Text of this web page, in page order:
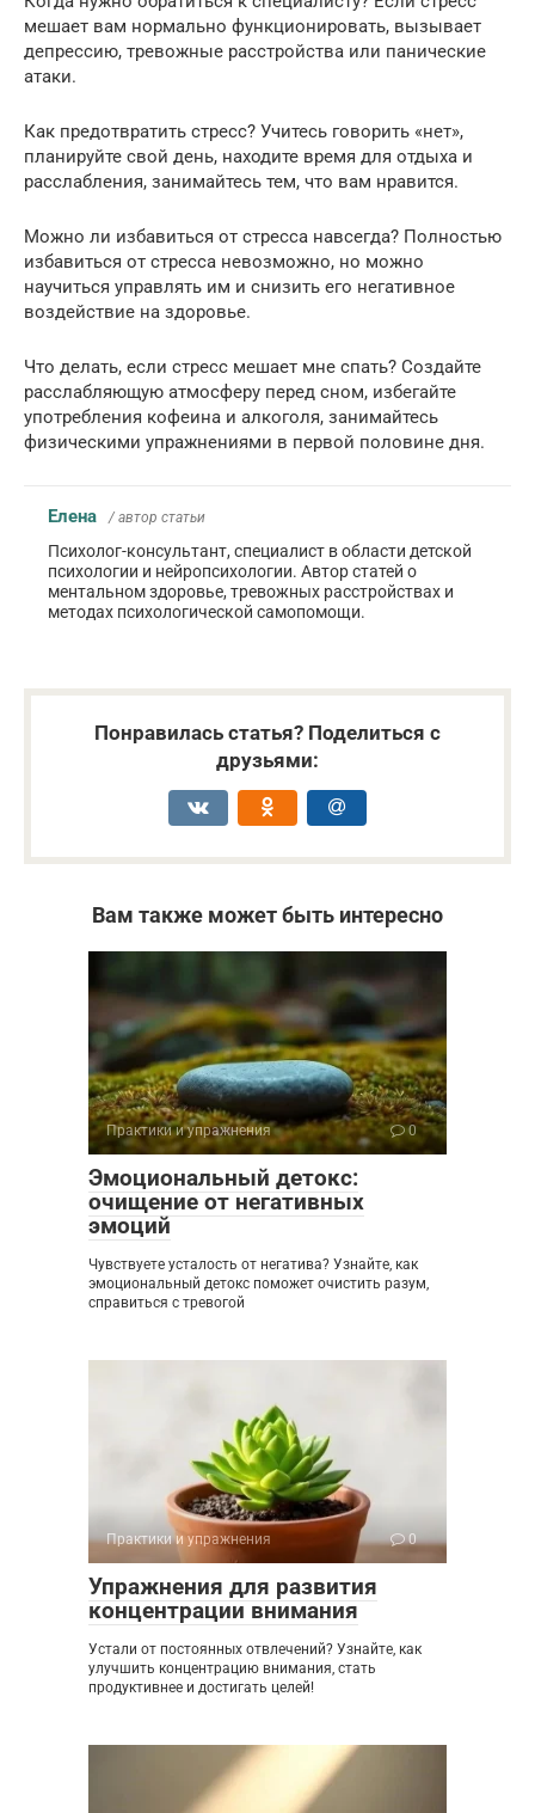
мешает вам нормально функционировать, вызывает
депрессию, тревожные расстройства или панические
атаки.
Как предотвратить стресс? Учитесь говорить «нет»,
планируйте свой день, находите время для отдыха и
расслабления, занимайтесь тем, что вам нравится.
Можно ли избавиться от стресса навсегда? Полностью
избавиться от стресса невозможно, но можно
научиться управлять им и снизить его негативное
воздействие на здоровье.
Что делать, если стресс мешает мне спать? Создайте
расслабляющую атмосферу перед сном, избегайте
употребления кофеина и алкоголя, занимайтесь
физическими упражнениями в первой половине дня.
Елена / автор статьи
Психолог-консультант, специалист в области детской
психологии и нейропсихологии. Автор статей о
ментальном здоровье, тревожных расстройствах и
методах психологической самопомощи.
Понравилась статья? Поделиться с
друзьями:
Вам также может быть интересно
Практики и упражнения 0
Эмоциональный детокс:
очищение от негативных
эмоций
Чувствуете усталость от негатива? Узнайте, как
эмоциональный детокс поможет очистить разум,
справиться с тревогой
Практики и упражнения 0
Упражнения для развития
концентрации внимания
Устали от постоянных отвлечений? Узнайте, как
улучшить концентрацию внимания, стать
продуктивнее и достигать целей!